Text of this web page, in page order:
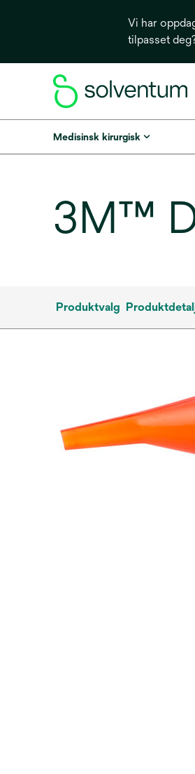
Vi har
tilpasset
Medisinsk kirurgisk
3M™
Produktvalg